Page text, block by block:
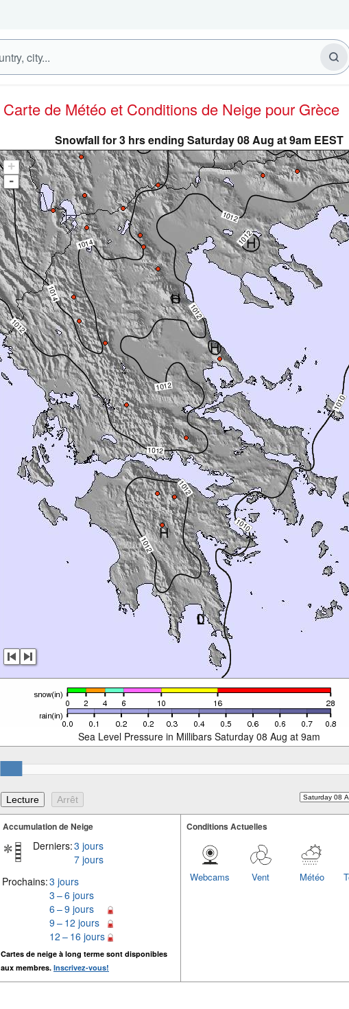
Carte de Météo et Conditions de Neige pour Grèce
Snowfall for 3 hrs ending Saturday 08 Aug at 9am EEST
+
-
Sea Level Pressure in Millibars Saturday 08 Aug at 9am
Accumulation de Neige
Derniers:3 jours
7 jours
Prochains:3 jours
3 – 6 jours
6 – 9 jours
9 – 12 jours
12 – 16 jours
Cartes de neige à long terme sont disponibles
aux membres. Inscrivez-vous!
Conditions Actuelles
Météo
Vent
Webcams